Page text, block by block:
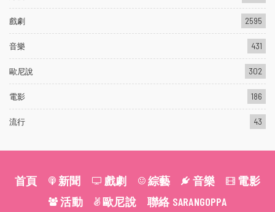
戲劇 2595
音樂 431
歐尼說 302
電影 186
流行 43
首頁 新聞 戲劇 綜藝 音樂
電影
活動
歐尼說 聯絡 SARANGOPPA